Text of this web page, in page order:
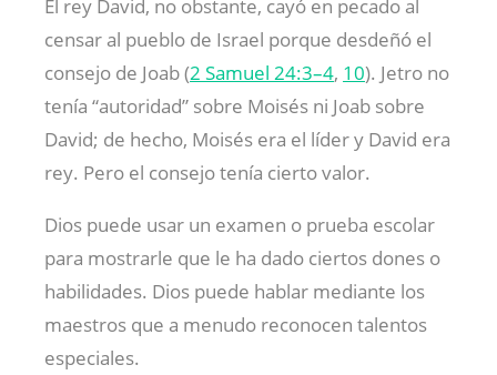
El rey David, no obstante, cayó en pecado al
censar al pueblo de Israel porque desdeñó el
consejo de Joab (2 Samuel 24:3–4, 10). Jetro no
tenía “autoridad” sobre Moisés ni Joab sobre
David; de hecho, Moisés era el líder y David era
rey. Pero el consejo tenía cierto valor.
Dios puede usar un examen o prueba escolar
para mostrarle que le ha dado ciertos dones o
habilidades. Dios puede hablar mediante los
maestros que a menudo reconocen talentos
especiales.